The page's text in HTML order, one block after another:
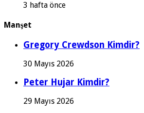
3 hafta önce
Manşet
Gregory Crewdson Kimdir?
30 Mayıs 2026
Peter Hujar Kimdir?
29 Mayıs 2026